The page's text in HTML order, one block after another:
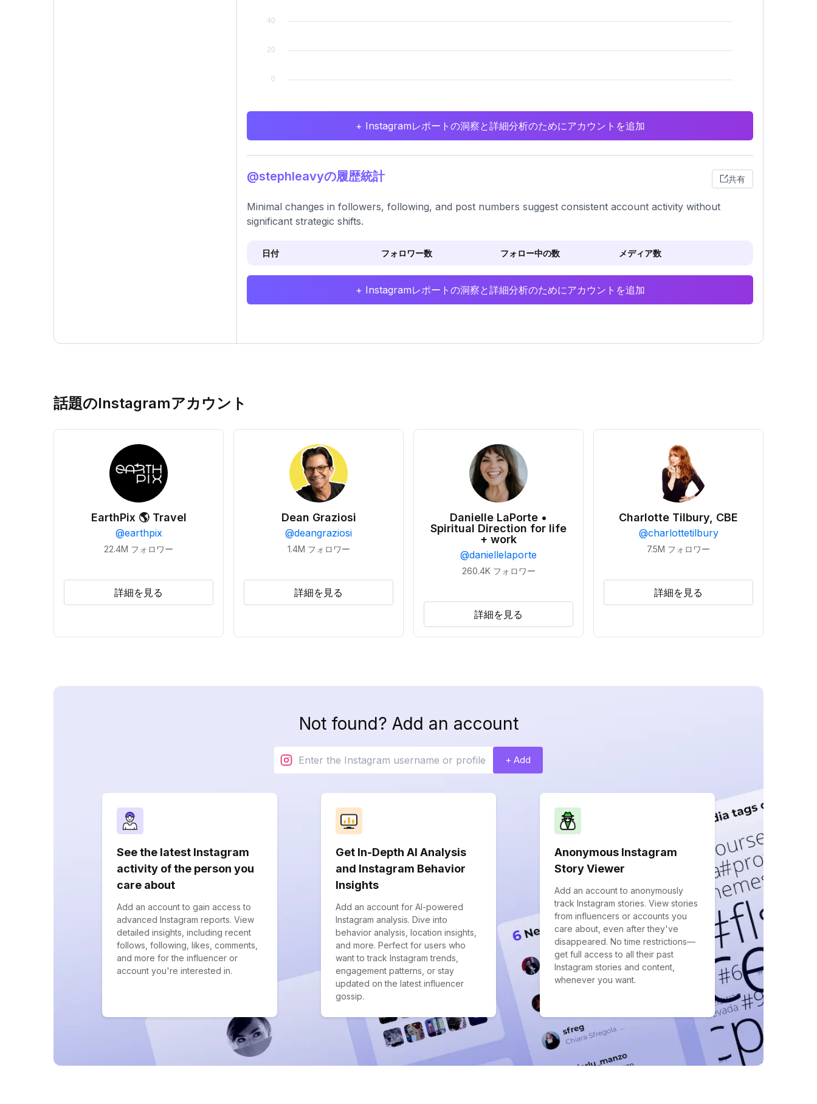
+ Instagramレポートの洞察と詳細分析のためにアカウントを追加
@stephleavyの履歴統計 共有
Minimal changes in followers, following, and post numbers suggest consistent account activity without
significant strategic shifts.
日付 フォロワー数 フォロー中の数 メディア数
+ Instagramレポートの洞察と詳細分析のためにアカウントを追加
話題のInstagramアカウント
EarthPix 🌎 Travel
@earthpix
22.4M フォロワー
詳細を見る
Dean Graziosi
@deangraziosi
1.4M フォロワー
詳細を見る
Danielle LaPorte •
Spiritual Direction for life
+ work
@daniellelaporte
260.4K フォロワー
詳細を見る
Charlotte Tilbury, CBE
@charlottetilbury
7.5M フォロワー
詳細を見る
Not found? Add an account
+ Add
See the latest Instagram
activity of the person you
care about
Add an account to gain access to
advanced Instagram reports. View
detailed insights, including recent
follows, following, likes, comments,
and more for the influencer or
account you're interested in.
Get In-Depth AI Analysis
and Instagram Behavior
Insights
Add an account for AI-powered
Instagram analysis. Dive into
behavior analysis, location insights,
and more. Perfect for users who
want to track Instagram trends,
engagement patterns, or stay
updated on the latest influencer
gossip.
Anonymous Instagram
Story Viewer
Add an account to anonymously
track Instagram stories. View stories
from influencers or accounts you
care about, even after they've
disappeared. No time restrictions—
get full access to all their past
Instagram stories and content,
whenever you want.